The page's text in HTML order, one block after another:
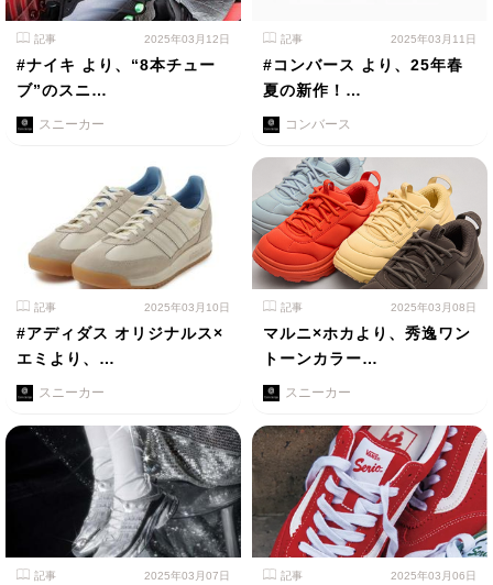
記事 2025年03月12日
#ナイキ より、“8本チュー
ブ”のスニ…
スニーカー
記事 2025年03月11日
#コンバース より、25年春
夏の新作！…
コンバース
記事 2025年03月10日
#アディダス オリジナルス×
エミより、…
スニーカー
記事 2025年03月08日
マルニ×ホカより、秀逸ワン
トーンカラー…
スニーカー
記事 2025年03月07日 記事 2025年03月06日